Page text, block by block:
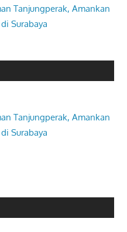
Tanjungperak, Amankan
Surabaya
Tanjungperak, Amankan
Surabaya